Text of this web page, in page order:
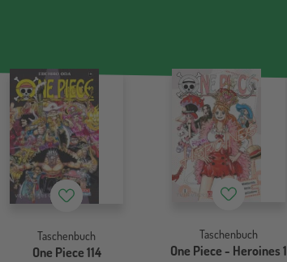
Merkzettel
Taschenbuch
One Piece 114
Merkzettel
Taschenbuch
One Piece - Heroines 1